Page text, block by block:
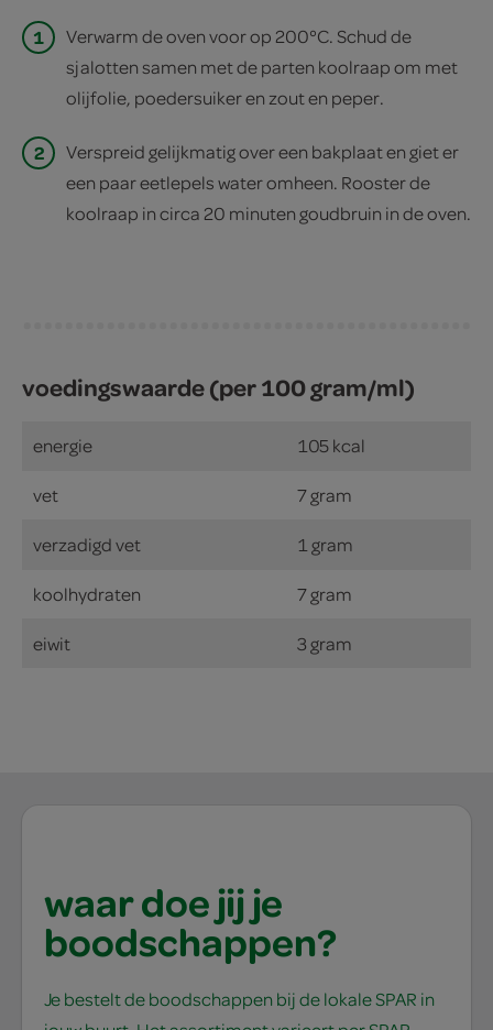
1
Verwarm de oven voor op 200°C. Schud de
sjalotten samen met de parten koolraap om met
olijfolie, poedersuiker en zout en peper.
2
Verspreid gelijkmatig over een bakplaat en giet er
een paar eetlepels water omheen. Rooster de
koolraap in circa 20 minuten goudbruin in de oven.
voedingswaarde (per 100 gram/ml)
energie 105 kcal
vet 7 gram
verzadigd vet 1 gram
koolhydraten 7 gram
eiwit 3 gram
waar doe jij je
boodschappen?
Je bestelt de boodschappen bij de lokale SPAR in